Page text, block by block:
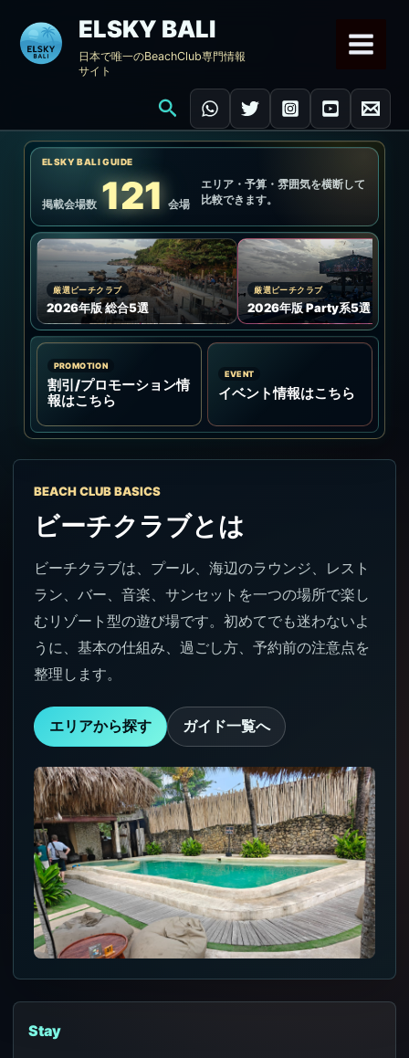
ッ
ELSKY BALI
日本で唯一のBeachClub専門情報
サイト
検
索
ELSKY BALI GUIDE
掲載会場数 121 会場
エリア・予算・雰囲気を横断して
比較できます。
厳選ビーチクラブ
2026年版 総合5選
厳選ビーチクラブ
2026年版 Party系5選
PROMOTION
割引/プロモーション情
報はこちら
EVENT
イベント情報はこちら
BEACH CLUB BASICS
ビーチクラブとは
ビーチクラブは、プール、海辺のラウンジ、レスト
ラン、バー、音楽、サンセットを一つの場所で楽し
むリゾート型の遊び場です。初めてでも迷わないよ
うに、基本の仕組み、過ごし方、予約前の注意点を
整理します。
エリアから探す ガイド一覧へ
Stay